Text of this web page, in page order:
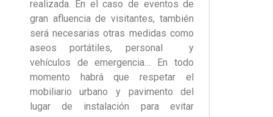
realizada. En el caso de eventos de
gran afluencia de visitantes, también
será necesarias otras medidas como
aseos portátiles, personal y
vehículos de emergencia… En todo
momento habrá que respetar el
mobiliario urbano y pavimento del
lugar de instalación para evitar